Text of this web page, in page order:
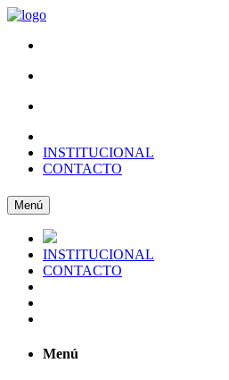
INSTITUCIONAL
CONTACTO
Menú
INSTITUCIONAL
CONTACTO
Menú